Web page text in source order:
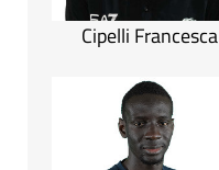
Cipelli Francesca